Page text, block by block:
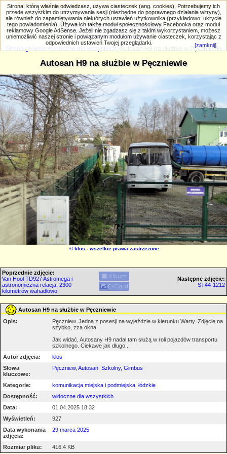
PRIV.gtlodz.eu - czyli trochę ;) inna galeria
Wyszukiwanie zaawansowane
Strona główna widoczne dla wszystkich >Autosan H9 na służbie w Pęczniewie
Autosan H9 na służbie w Pęczniewie
©klos - wszelkie prawa zastrzeżone.
Poprzednie zdjęcie:
Van Hool TD927 Astromega i
astronomiczna relacja, 2300
kilometrów wahadłowo
Następne zdjęcie:
ST44-1212
Autosan H9 na służbie w Pęczniewie
Opis:
Pęczniew. Jedna z posesji na wyjeździe w kierunku Warty. Zdjęcie na
szybko, zza okna.
Jak widać, Autosany H9 nadal tam służą w roli pojazdów transportu
szkolnego. Ciekawe jak długo...
Autor zdjęcia:
klos
Słowa
kluczowe:
Pęczniew, Autosan Szkolny, Gimbus
Kategorie: komunikacja miejska i podmiejska łódzkie
Dostępność:
widoczne dla wszystkich
Data:
01.04.2025 18:32
Wyświetleń:
927
Data wykonania
zdjęcia:
29 marca 2025
Rozmiar pliku: 416.4 KB
Strona, którą właśnie odwiedzasz, używa ciasteczek (ang. cookies). Potrzebujemy ich
przede wszystkim do utrzymywania sesji (niezbędne do poprawnego działania witryny),
ale również do zapamiętywania niektórych ustawień użytkownika (przykładowo: ukrycie
tego powiadomienia). Używa ich także moduł społecznościowy Facebooka oraz moduł
reklamowy Google AdSense. Jeżeli nie zgadzasz się z takim wykorzystaniem, możesz
uniemożliwić naszej stronie i powiązanym modułom używanie ciasteczek, korzystając z
odpowiednich ustawień Twojej przeglądarki.
[zamknij]